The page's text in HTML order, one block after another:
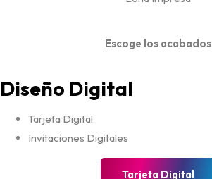
Escoge los acabados
Diseño Digital
Tarjeta Digital
Invitaciones Digitales
Tarjeta Digital